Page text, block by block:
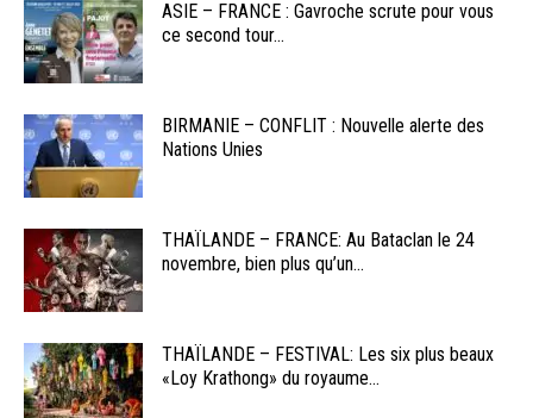
ASIE – FRANCE : Gavroche scrute pour vous
ce second tour...
BIRMANIE – CONFLIT : Nouvelle alerte des
Nations Unies
THAÏLANDE – FRANCE: Au Bataclan le 24
novembre, bien plus qu’un...
THAÏLANDE – FESTIVAL: Les six plus beaux
«Loy Krathong» du royaume...